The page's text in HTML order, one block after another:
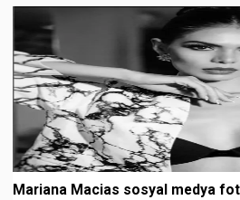
Mariana Macias sosyal medya